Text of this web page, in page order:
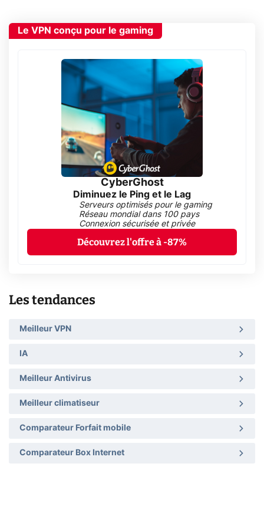
Le VPN conçu pour le gaming
CyberGhost
Diminuez le Ping et le Lag
Serveurs optimisés pour le gaming
Réseau mondial dans 100 pays
Connexion sécurisée et privée
Découvrez l'offre à -87%
Les tendances
Meilleur VPN
IA
Meilleur Antivirus
Meilleur climatiseur
Comparateur Forfait mobile
Comparateur Box Internet